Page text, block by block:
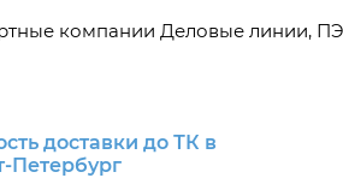
компании Деловые линии,
доставки до ТК в
Петербург